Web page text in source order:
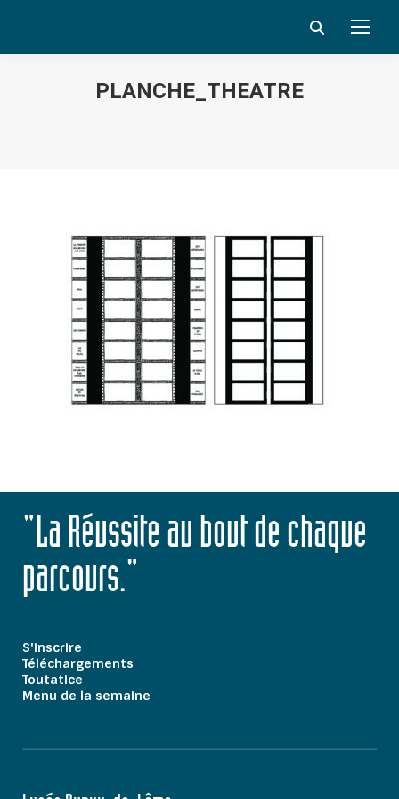
Search:
PLANCHE_THEATRE
"La Réussite au bout de chaque
parcours."
S'inscrire
Téléchargements
Toutatice
Menu de la semaine